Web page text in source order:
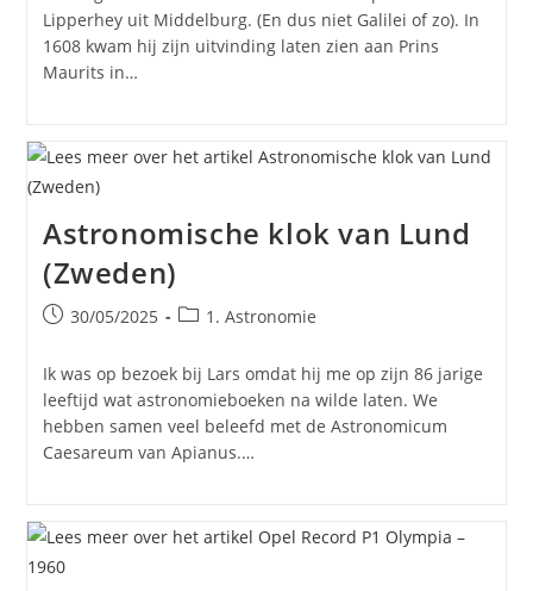
Lipperhey uit Middelburg. (En dus niet Galilei of zo). In
1608 kwam hij zijn uitvinding laten zien aan Prins
Maurits in…
Astronomische klok van Lund
(Zweden)
Bericht
op:
30/05/2025 Berichtcategorie:
1. Astronomie
Ik was op bezoek bij Lars omdat hij me op zijn 86 jarige
leeftijd wat astronomieboeken na wilde laten. We
hebben samen veel beleefd met de Astronomicum
Caesareum van Apianus.…